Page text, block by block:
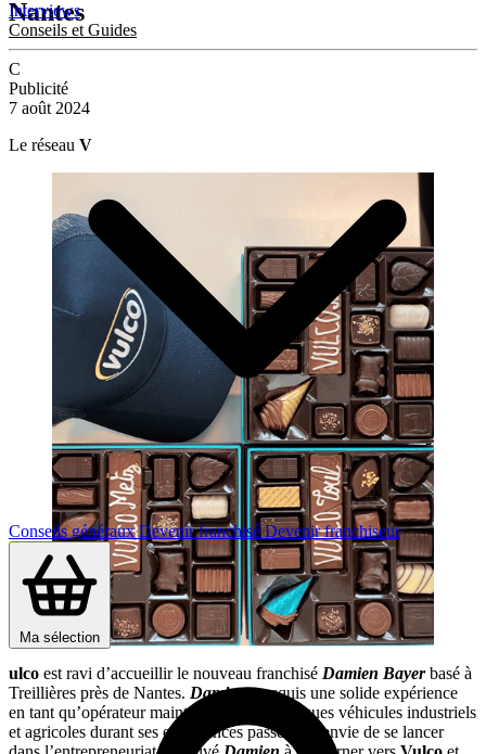
Interviews
Conseils et Guides
Conseils générauxDevenir franchiséDevenir franchiseur
Ma sélection
Nantes
C
Publicité
7 août 2024
Le réseau V
ulco est ravi d’accueillir le nouveau franchisé Damien Bayerbasé à
Treillières près de Nantes. Damiena acquis une solide expérience
en tant qu’opérateur maintenance pneumatiques véhicules industriels
et agricoles durant ses expériences passées. L’envie de se lancer